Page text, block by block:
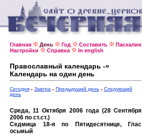
Главная День Год Составить Пасхалия
Настройки
Справка In english
Православный календарь -»
Календарь на один день
Сегодня Завтра Предыдущий день
Следующий
день
Среда, 11 Октября 2006 года (28 Сентября
2006 по ст.ст.)
Седмица 18-я по Пятидесятнице, Глас
осьмый